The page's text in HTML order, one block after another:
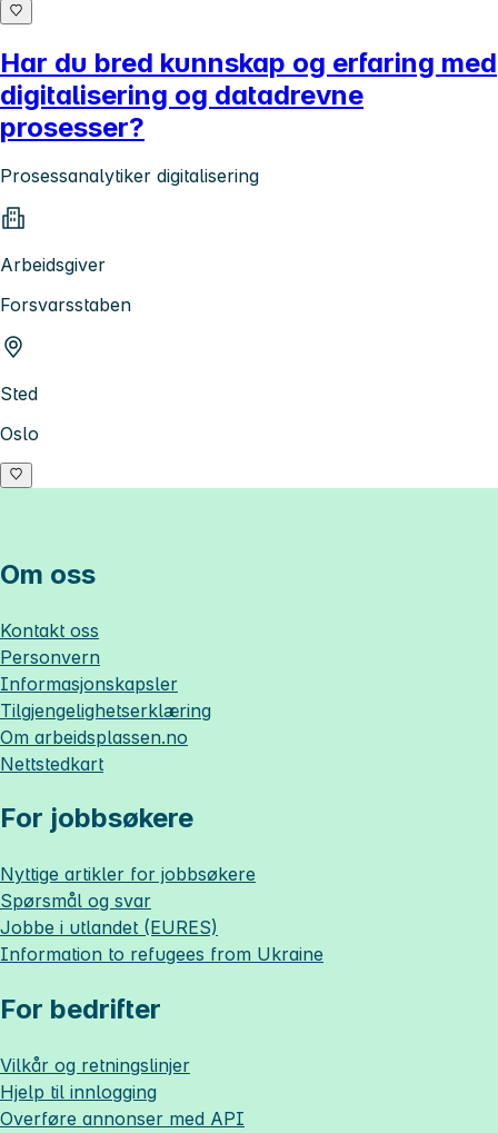
Har du bred kunnskap og erfaring med
digitalisering og datadrevne
prosesser?
Prosessanalytiker digitalisering
Arbeidsgiver
Forsvarsstaben
Sted
Oslo
Om oss
Kontakt oss
Personvern
Informasjonskapsler
Tilgjengelighetserklæring
Om arbeidsplassen.no
Nettstedkart
For jobbsøkere
Nyttige artikler for jobbsøkere
Spørsmål og svar
Jobbe i utlandet (EURES)
Information to refugees from Ukraine
For bedrifter
Vilkår og retningslinjer
Hjelp til innlogging
Overføre annonser med API